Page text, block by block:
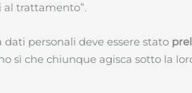
al trattamento”.
dati personali deve essere stato
sì che chiunque agisca sotto la